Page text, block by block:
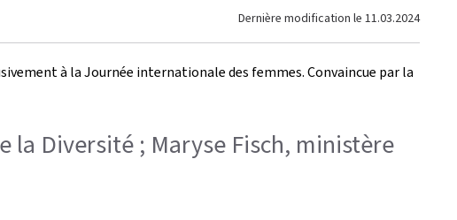
Dernière modification le 11.03.2024
à la Journée internationale des femmes. Convaincue par la
la Diversité ; Maryse Fisch, ministère